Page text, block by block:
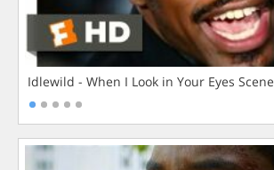
Idlewild - When I Look in Your Eyes Scene